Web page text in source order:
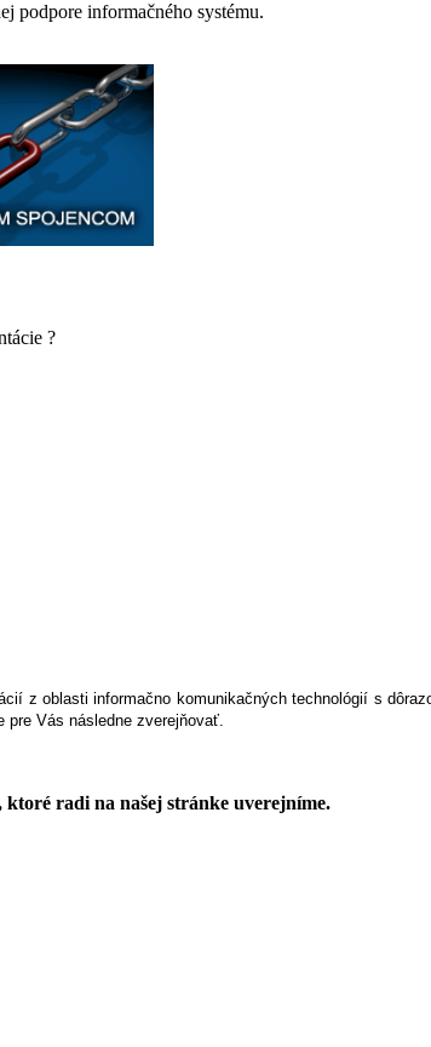
podpore informačného systému.
?
z oblasti informačno komunikačných technológií s
pre Vás následne zverejňovať.
ktoré radi na našej stránke uverejníme.